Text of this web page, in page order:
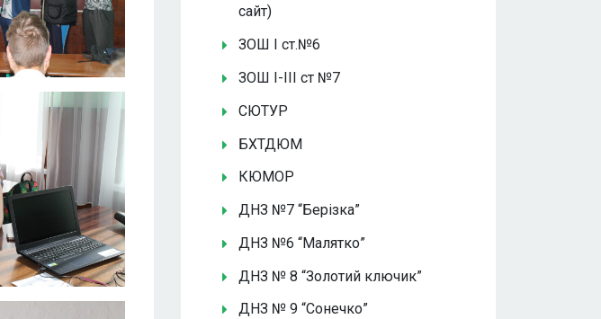
сайт)
ЗОШ І ст.№6
ЗОШ І-ІІІ ст №7
СЮТУР
БХТДЮМ
КЮМОР
ДНЗ №7 “Берізка”
ДНЗ №6 “Малятко”
ДНЗ № 8 “Золотий ключик”
ДНЗ № 9 “Сонечко”